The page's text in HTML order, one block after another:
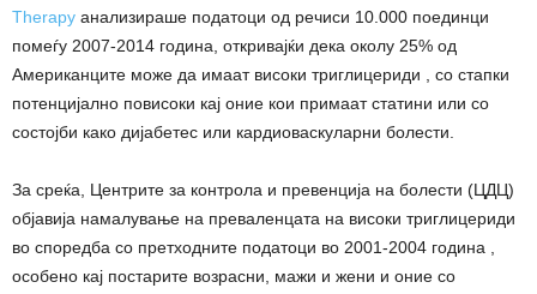
Therapy анализираше податоци од речиси 10.000 поединци
помеѓу 2007-2014 година, откривајќи дека околу 25% од
Американците може да имаат високи триглицериди , со стапки
потенцијално повисоки кај оние кои примаат статини или со
состојби како дијабетес или кардиоваскуларни болести.
За среќа, Центрите за контрола и превенција на болести (ЦДЦ)
објавија намалување на преваленцата на високи триглицериди
во споредба со претходните податоци во 2001-2004 година ,
особено кај постарите возрасни, мажи и жени и оние со